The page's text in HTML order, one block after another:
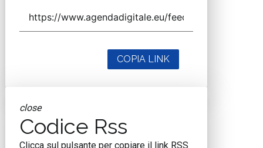
COPIA LINK
close
Codice Rss
Clicca sul pulsante per copiare il link RSS